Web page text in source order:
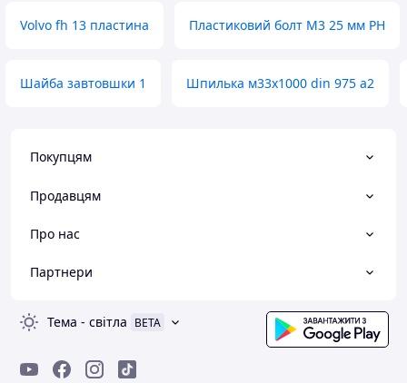
Volvo fh 13 пластина Пластиковий болт M3 25 мм PH
Шайба завтовшки 1 Шпилька м33х1000 din 975 а2
Покупцям
Продавцям
Про нас
Партнери
Тема - світла BETA